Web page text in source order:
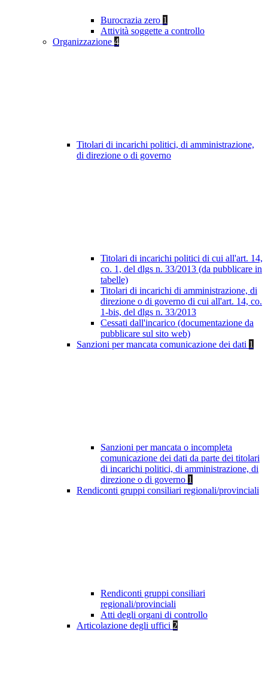
Burocrazia zero 1
Attività soggette a controllo
Organizzazione 4
Titolari di incarichi politici, di amministrazione,
di direzione o di governo
Titolari di incarichi politici di cui all'art. 14,
co. 1, del dlgs n. 33/2013 (da pubblicare in
tabelle)
Titolari di incarichi di amministrazione, di
direzione o di governo di cui all'art. 14, co.
1-bis, del dlgs n. 33/2013
Cessati dall'incarico (documentazione da
pubblicare sul sito web)
Sanzioni per mancata comunicazione dei dati 1
Sanzioni per mancata o incompleta
comunicazione dei dati da parte dei titolari
di incarichi politici, di amministrazione, di
direzione o di governo 1
Rendiconti gruppi consiliari regionali/provinciali
Rendiconti gruppi consiliari
regionali/provinciali
Atti degli organi di controllo
Articolazione degli uffici 2